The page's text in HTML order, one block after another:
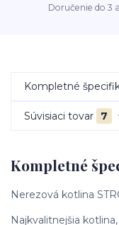
Doručenie do 3
Kompletné
Súvisiaci tovar 7
Kompletné
Nerezová kotlina
Najkvalitnejšia